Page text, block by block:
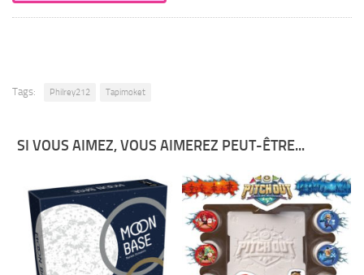
Tags: Philrey212 Tapimoket
SI VOUS AIMEZ, VOUS AIMEREZ PEUT-ÊTRE...